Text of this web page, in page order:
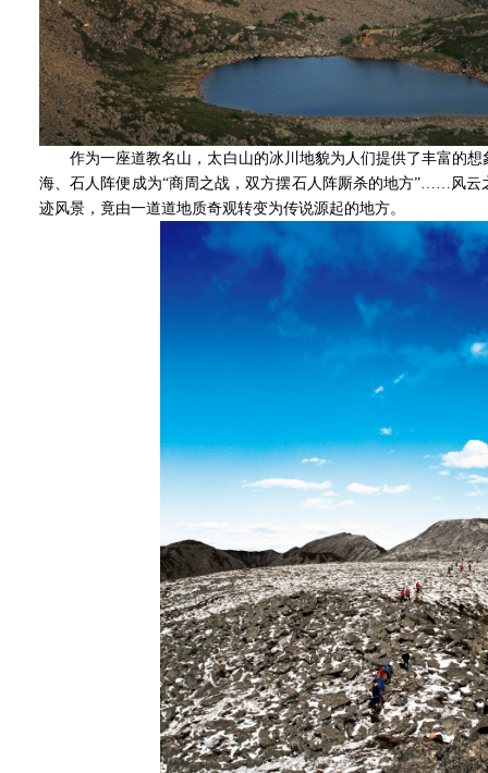
作为一座道教名山，太白山的冰川地貌为人们提供了丰富的想
海、石人阵便成为“商周之战，双方摆石人阵厮杀的地方”……风云
迹风景，竟由一道道地质奇观转变为传说源起的地方。